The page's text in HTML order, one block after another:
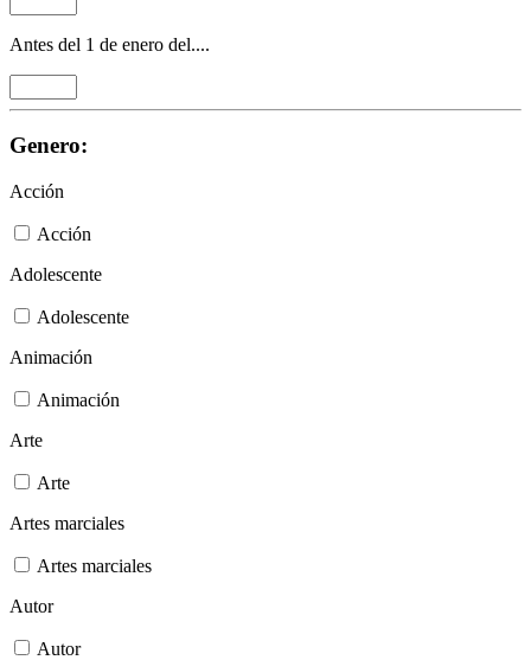
Antes del 1 de enero del....
Genero:
Acción
Acción
Adolescente
Adolescente
Animación
Animación
Arte
Arte
Artes marciales
Artes marciales
Autor
Autor